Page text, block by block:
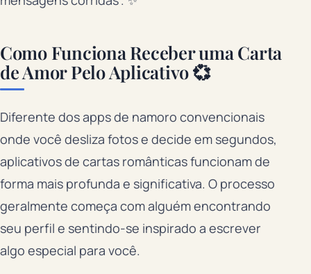
Como Funciona Receber uma Carta
de Amor Pelo Aplicativo 💞
Diferente dos apps de namoro convencionais
onde você desliza fotos e decide em segundos,
aplicativos de cartas românticas funcionam de
forma mais profunda e significativa. O processo
geralmente começa com alguém encontrando
seu perfil e sentindo-se inspirado a escrever
algo especial para você.